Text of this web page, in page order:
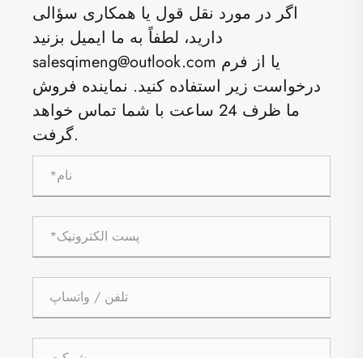
اگر در مورد نقل قول یا همکاری سؤالی
دارید، لطفاً به ما ایمیل بزنید
salesqimeng@outlook.com یا از فرم
درخواست زیر استفاده کنید. نماینده فروش
ما ظرف 24 ساعت با شما تماس خواهد
گرفت.